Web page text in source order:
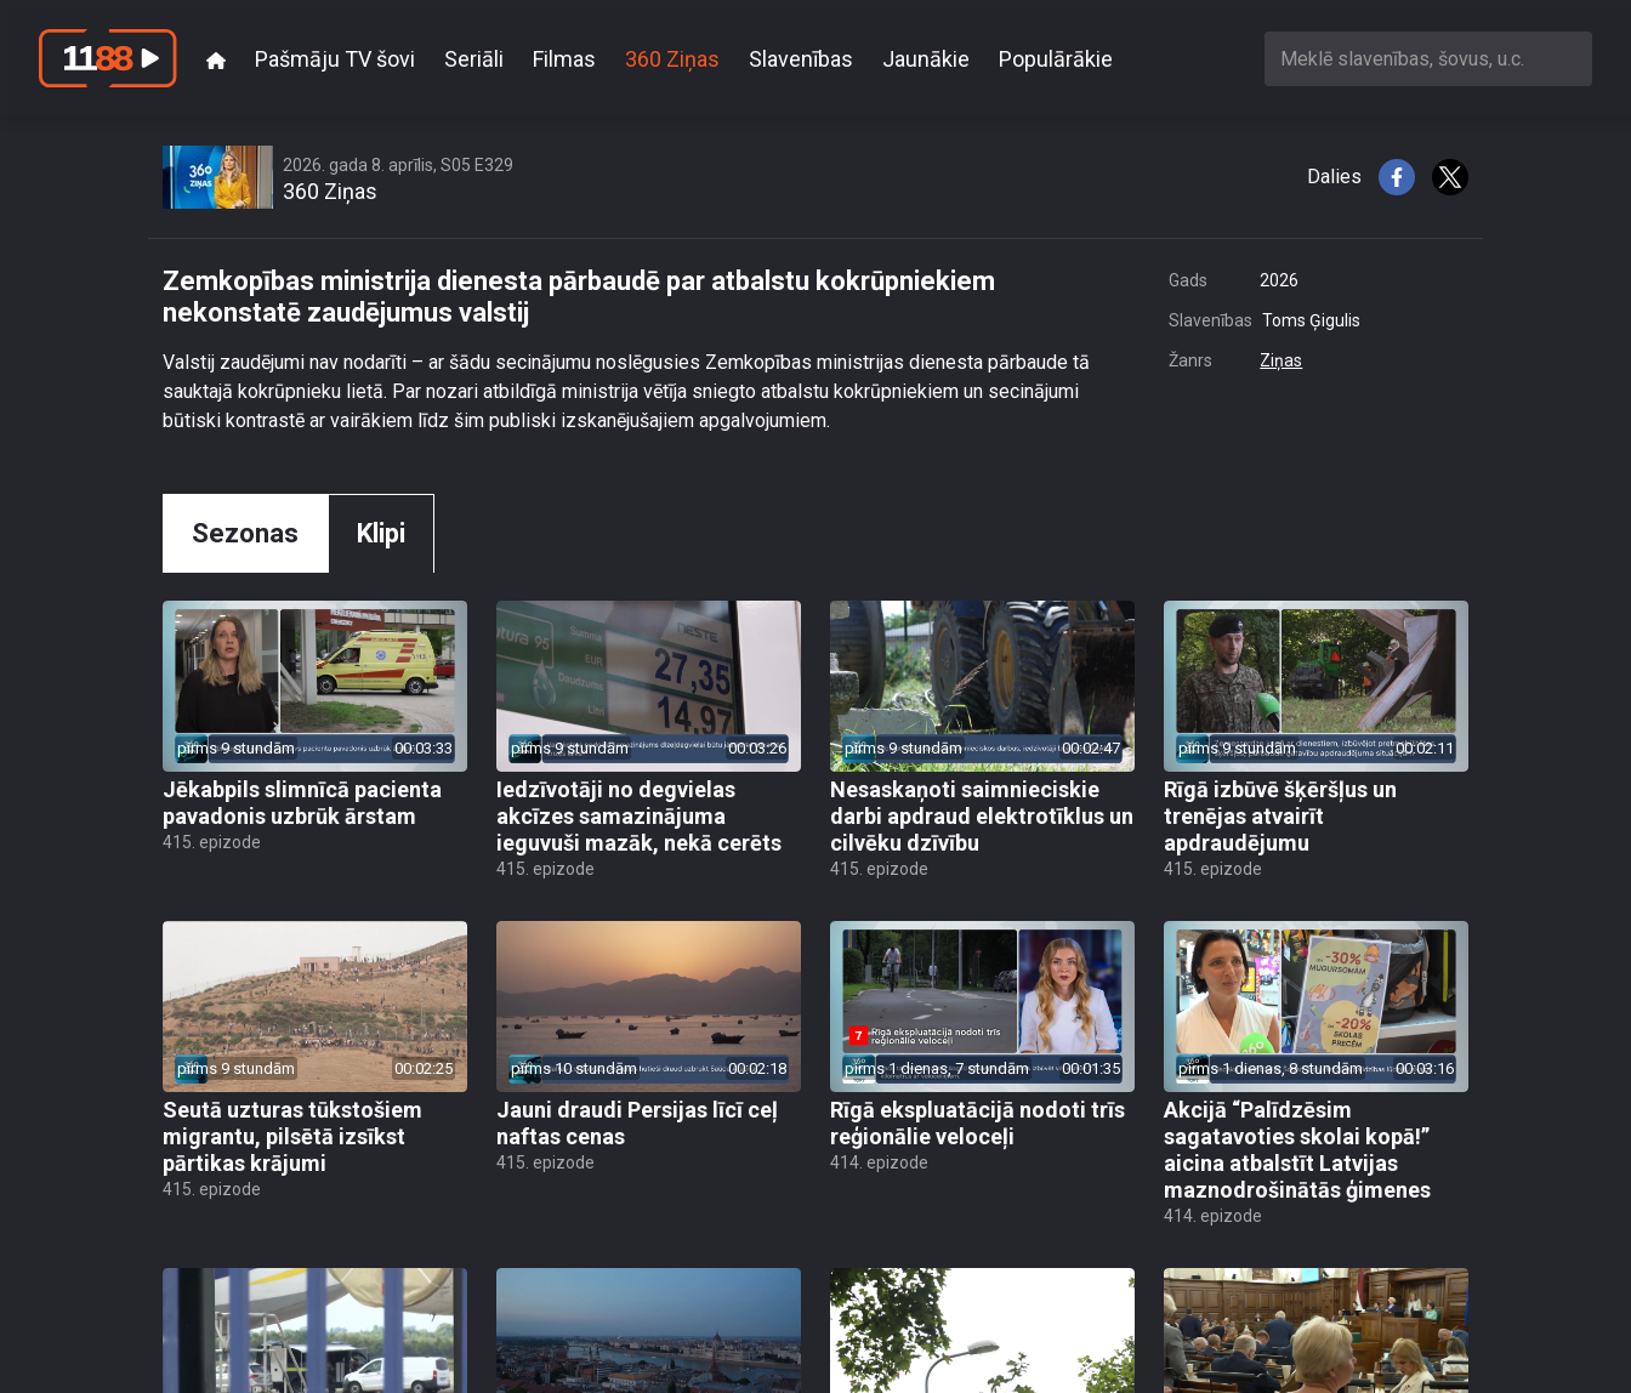
Pašmāju TV šovi Seriāli Filmas 360 Ziņas Slavenības Jaunākie Populārākie Meklē slavenības, šovus, u.c.
2026. gada 8. aprīlis, S05 E329
360 Ziņas
Dalies
Zemkopības ministrija dienesta pārbaudē par atbalstu kokrūpniekiem
nekonstatē zaudējumus valstij
Valstij zaudējumi nav nodarīti – ar šādu secinājumu noslēgusies Zemkopības ministrijas dienesta pārbaude tā
sauktajā kokrūpnieku lietā. Par nozari atbildīgā ministrija vētīja sniegto atbalstu kokrūpniekiem un secinājumi
būtiski kontrastē ar vairākiem līdz šim publiski izskanējušajiem apgalvojumiem.
Gads 2026
Slavenības Toms Ģigulis
Žanrs Ziņas
Sezonas Klipi
pirms 9 stundām 00:03:33
Jēkabpils slimnīcā pacienta
pavadonis uzbrūk ārstam
415. epizode
pirms 9 stundām 00:03:26
Iedzīvotāji no degvielas
akcīzes samazinājuma
ieguvuši mazāk, nekā cerēts
415. epizode
pirms 9 stundām 00:02:47
Nesaskaņoti saimnieciskie
darbi apdraud elektrotīklus un
cilvēku dzīvību
415. epizode
pirms 9 stundām 00:02:11
Rīgā izbūvē šķēršļus un
trenējas atvairīt
apdraudējumu
415. epizode
pirms 9 stundām 00:02:25
Seutā uzturas tūkstošiem
migrantu, pilsētā izsīkst
pārtikas krājumi
415. epizode
pirms 10 stundām 00:02:18
Jauni draudi Persijas līcī ceļ
naftas cenas
415. epizode
pirms 1 dienas, 7 stundām 00:01:35
Rīgā ekspluatācijā nodoti trīs
reģionālie veloceļi
414. epizode
pirms 1 dienas, 8 stundām 00:03:16
Akcijā “Palīdzēsim
sagatavoties skolai kopā!”
aicina atbalstīt Latvijas
maznodrošinātās ģimenes
414. epizode